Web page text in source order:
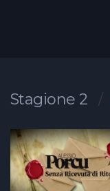
Stagione 2